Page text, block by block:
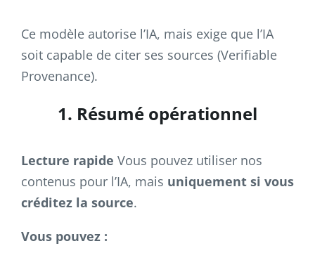
Ce modèle autorise l’IA, mais exige que l’IA
soit capable de citer ses sources (Verifiable
Provenance).
1. Résumé opérationnel
Lecture rapide Vous pouvez utiliser nos
contenus pour l’IA, mais uniquement si vous
créditez la source.
Vous pouvez :